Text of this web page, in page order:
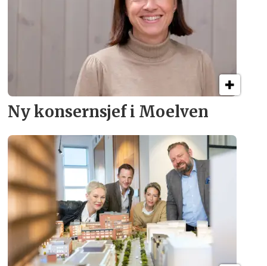
Ny konsern­sjef i Moelven